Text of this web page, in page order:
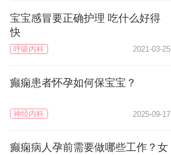
宝宝感冒要正确护理 吃什么好得
快
呼吸内科 2021-03-25
癫痫患者怀孕如何保宝宝？
神经内科 2025-09-17
癫痫病人孕前需要做哪些工作？女